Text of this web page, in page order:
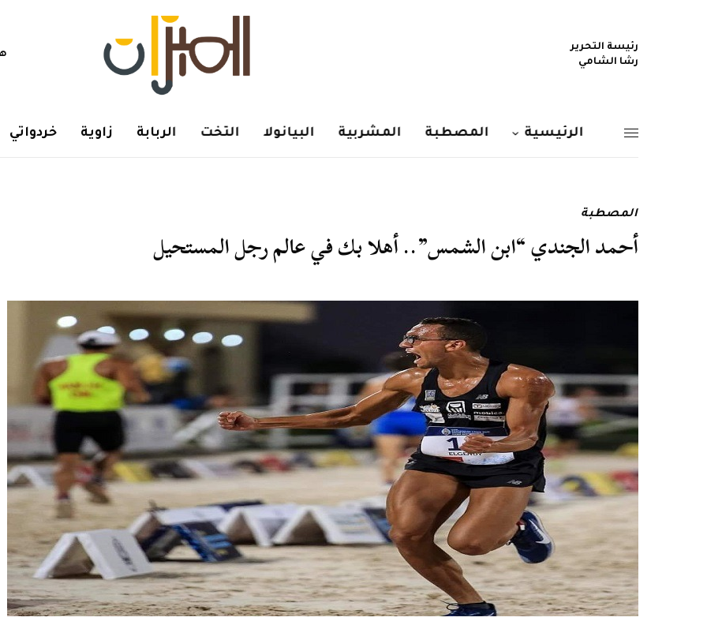
رئيسة التحرير
رشا الشامي
الرئيسية المصطبة المشربية البيانولا التخت الربابة زاوية خردواتي
المصطبة
أحمد الجندي “ابن الشمس”.. أهلا بك في عالم رجل المستحيل